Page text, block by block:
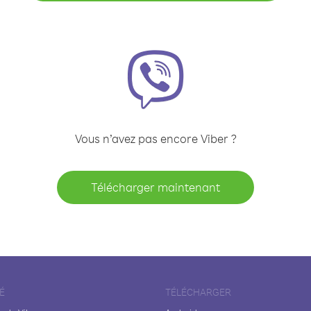
Vous n’avez pas encore Viber ?
Télécharger maintenant
TÉLÉCHARGER